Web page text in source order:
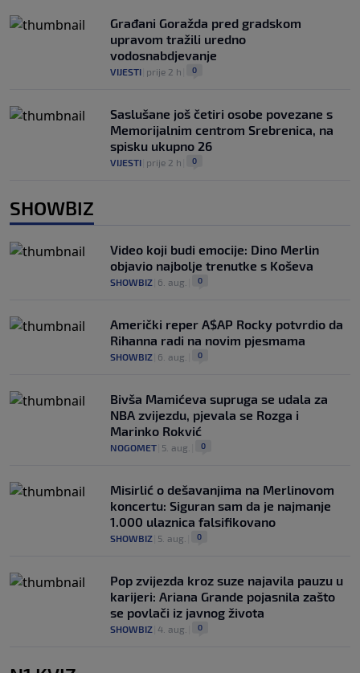
Građani Goražda pred gradskom
upravom tražili uredno
vodosnabdjevanje
VIJESTI prije 2 h 0
Saslušane još četiri osobe povezane s
Memorijalnim centrom Srebrenica, na
spisku ukupno 26
VIJESTI prije 2 h 0
SHOWBIZ
Video koji budi emocije: Dino Merlin
objavio najbolje trenutke s Koševa
SHOWBIZ 6. aug. 0
Američki reper A$AP Rocky potvrdio da
Rihanna radi na novim pjesmama
SHOWBIZ 6. aug. 0
Bivša Mamićeva supruga se udala za
NBA zvijezdu, pjevala se Rozga i
Marinko Rokvić
NOGOMET 5. aug. 0
Misirlić o dešavanjima na Merlinovom
koncertu: Siguran sam da je najmanje
1.000 ulaznica falsifikovano
SHOWBIZ 5. aug. 0
Pop zvijezda kroz suze najavila pauzu u
karijeri: Ariana Grande pojasnila zašto
se povlači iz javnog života
SHOWBIZ 4. aug. 0